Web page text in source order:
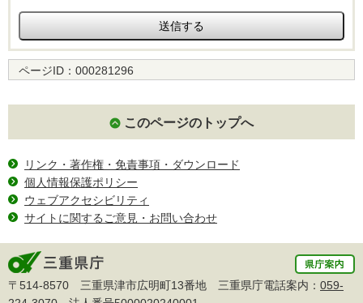
ページID： 000281296
このページのトップへ
リンク・著作権・免責事項・ダウンロード
個人情報保護ポリシー
ウェブアクセシビリティ
サイトに関するご意見・お問い合わせ
〒514-8570 三重県津市広明町13番地 三重県庁電話案内： 059-